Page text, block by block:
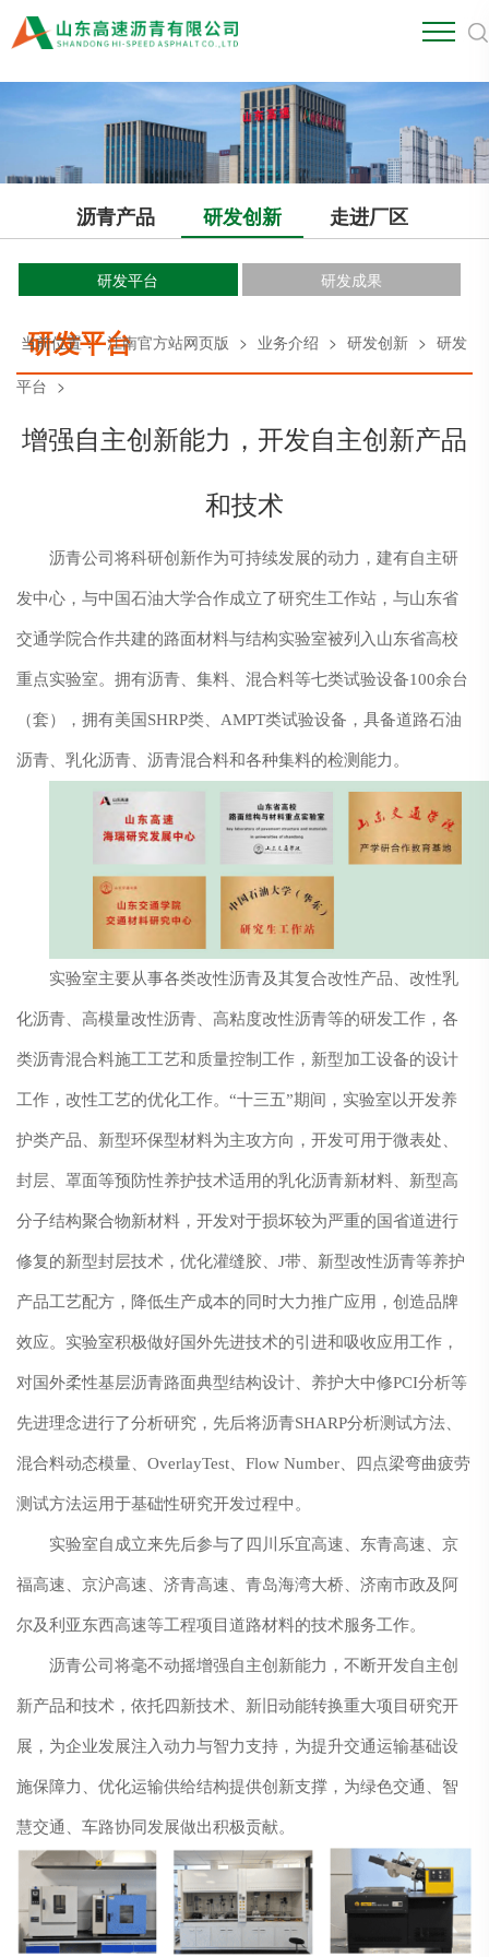
沥青产品 研发创新 走进厂区
研发平台 研发成果
研发平台
当前位置： 江南官方站网页版 > 业务介绍 > 研发创新 > 研发
平台 >
增强自主创新能力，开发自主创新产品
和技术
沥青公司将科研创新作为可持续发展的动力，建有自主研
发中心，与中国石油大学合作成立了研究生工作站，与山东省
交通学院合作共建的路面材料与结构实验室被列入山东省高校
重点实验室。拥有沥青、集料、混合料等七类试验设备100余台
（套），拥有美国SHRP类、AMPT类试验设备，具备道路石油
沥青、乳化沥青、沥青混合料和各种集料的检测能力。
实验室主要从事各类改性沥青及其复合改性产品、改性乳
化沥青、高模量改性沥青、高粘度改性沥青等的研发工作，各
类沥青混合料施工工艺和质量控制工作，新型加工设备的设计
工作，改性工艺的优化工作。“十三五”期间，实验室以开发养
护类产品、新型环保型材料为主攻方向，开发可用于微表处、
封层、罩面等预防性养护技术适用的乳化沥青新材料、新型高
分子结构聚合物新材料，开发对于损坏较为严重的国省道进行
修复的新型封层技术，优化灌缝胶、J带、新型改性沥青等养护
产品工艺配方，降低生产成本的同时大力推广应用，创造品牌
效应。实验室积极做好国外先进技术的引进和吸收应用工作，
对国外柔性基层沥青路面典型结构设计、养护大中修PCI分析等
先进理念进行了分析研究，先后将沥青SHARP分析测试方法、
混合料动态模量、OverlayTest、Flow Number、四点梁弯曲疲劳
测试方法运用于基础性研究开发过程中。
实验室自成立来先后参与了四川乐宜高速、东青高速、京
福高速、京沪高速、济青高速、青岛海湾大桥、济南市政及阿
尔及利亚东西高速等工程项目道路材料的技术服务工作。
沥青公司将毫不动摇增强自主创新能力，不断开发自主创
新产品和技术，依托四新技术、新旧动能转换重大项目研究开
展，为企业发展注入动力与智力支持，为提升交通运输基础设
施保障力、优化运输供给结构提供创新支撑，为绿色交通、智
慧交通、车路协同发展做出积极贡献。